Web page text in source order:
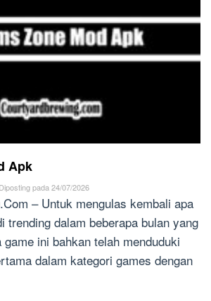
Apk
Diposting pada 24/07/2026
– Untuk mengulas kembali apa
trending dalam beberapa bulan yang
ini bahkan telah menduduki
dalam kategori games dengan